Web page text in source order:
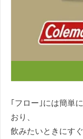
｢フロー｣には簡単
おり、
飲みたいときにす